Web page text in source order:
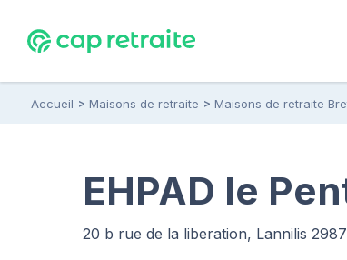
Accueil Maisons de retraite Maisons de retraite
EHPAD le
20 b rue de la liberation, Lannilis